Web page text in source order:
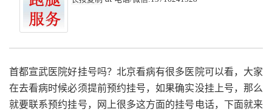
首都宣武医院好挂号吗？北京看病有很多医院可以看，大家
在去看病时候必须提前预约挂号，如果确实没挂上号，那么
就要联系预约挂号，网上很多这方面的挂号电话，下面就来